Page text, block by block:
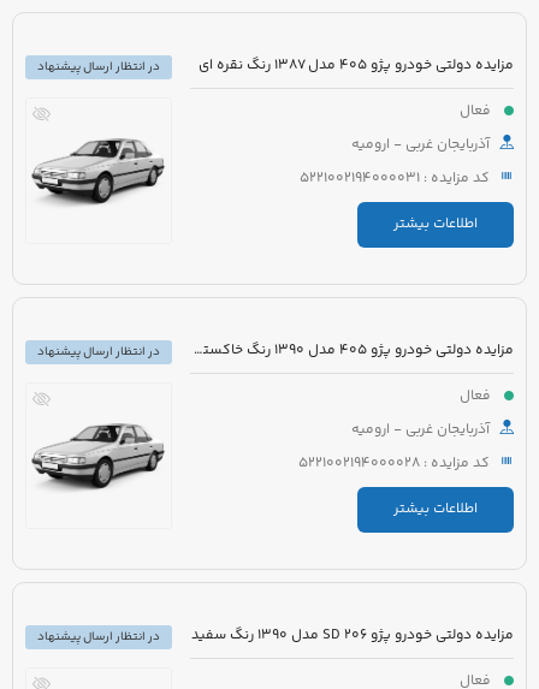
مزایده دولتی خودرو پژو 405 مدل 1387 رنگ نقره ای
فعال
آذربایجان غربی - ارومیه
کد مزایده : 5221002194000031
اطلاعات بیشتر
در انتظار ارسال پیشنهاد
مزایده دولتی خودرو پژو 405 مدل 1390 رنگ خاکستری
فعال
آذربایجان غربی - ارومیه
کد مزایده : 5221002194000028
اطلاعات بیشتر
در انتظار ارسال پیشنهاد
مزایده دولتی خودرو پژو 206 SD مدل 1390 رنگ سفید
فعال
در انتظار ارسال پیشنهاد